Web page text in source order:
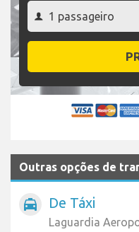
Outras opções de
local_taxi De Táxi
Laguardia